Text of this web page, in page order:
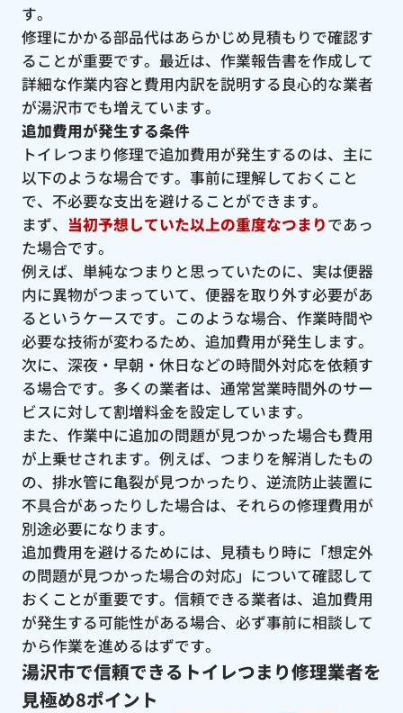
す。
修理にかかる部品代はあらかじめ見積もりで確認す
ることが重要です。最近は、作業報告書を作成して
詳細な作業内容と費用内訳を説明する良心的な業者
が湯沢市でも増えています。
追加費用が発生する条件
トイレつまり修理で追加費用が発生するのは、主に
以下のような場合です。事前に理解しておくこと
で、不必要な支出を避けることができます。
まず、 当初予想していた以上の重度なつまりであっ
た場合です。
例えば、単純なつまりと思っていたのに、実は便器
内に異物がつまっていて、便器を取り外す必要があ
るというケースです。このような場合、作業時間や
必要な技術が変わるため、追加費用が発生します。
次に、深夜・早朝・休日などの時間外対応を依頼す
る場合です。多くの業者は、通常営業時間外のサー
ビスに対して割増料金を設定しています。
また、作業中に追加の問題が見つかった場合も費用
が上乗せされます。例えば、つまりを解消したもの
の、排水管に亀裂が見つかったり、逆流防止装置に
不具合があったりした場合は、それらの修理費用が
別途必要になります。
追加費用を避けるためには、見積もり時に「想定外
の問題が見つかった場合の対応」について確認して
おくことが重要です。信頼できる業者は、追加費用
が発生する可能性がある場合、必ず事前に相談して
から作業を進めるはずです。
湯沢市で信頼できるトイレつまり修理業者を
見極め8ポイント